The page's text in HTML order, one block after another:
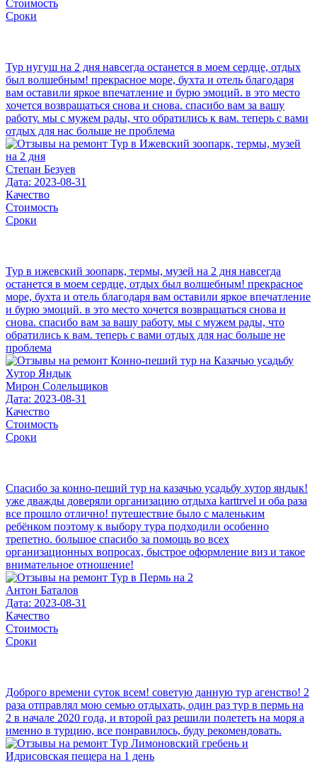
Стоимость
Сроки
Тур нугуш на 2 дня навсегда останется в моем сердце, отдых
был волшебным! прекрасное море, бухта и отель благодаря
вам оставили яркое впечатление и бурю эмоций. в это место
хочется возвращаться снова и снова. спасибо вам за вашу
работу. мы с мужем рады, что обратились к вам. теперь с вами
отдых для нас больше не проблема
Степан Безуев
Дата: 2023-08-31
Качество
Стоимость
Сроки
Тур в ижевский зоопарк, термы, музей на 2 дня навсегда
останется в моем сердце, отдых был волшебным! прекрасное
море, бухта и отель благодаря вам оставили яркое впечатление
и бурю эмоций. в это место хочется возвращаться снова и
снова. спасибо вам за вашу работу. мы с мужем рады, что
обратились к вам. теперь с вами отдых для нас больше не
проблема
Мирон Солельщиков
Дата: 2023-08-31
Качество
Стоимость
Сроки
Спасибо за конно-пеший тур на казачью усадьбу хутор яндык!
уже дважды доверяли организацию отдыха karttrvel и оба раза
все прошло отлично! путешествие было с маленьким
ребёнком поэтому к выбору тура подходили особенно
трепетно. большое спасибо за помощь во всех
организационных вопросах, быстрое оформление виз и такое
внимательное отношение!
Антон Баталов
Дата: 2023-08-31
Качество
Стоимость
Сроки
Доброго времени суток всем! советую данную тур агенство! 2
раза отправлял мою семью отдыхать, один раз тур в пермь на
2 в начале 2020 года, и второй раз решили полететь на моря а
именно в турцию, все понравилось, буду рекомендовать.